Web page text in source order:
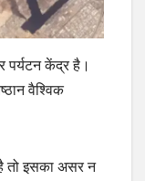
पर्यटन केंद्र है।
वैश्विक
तो इसका असर न